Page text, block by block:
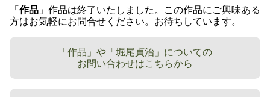
「 作品 」作品は終了いたしました。この作品にご興味ある
方はお気軽にお問合せください。お待ちしています。
「作品」や「堀尾貞治」についての
お問い合わせはこちらから